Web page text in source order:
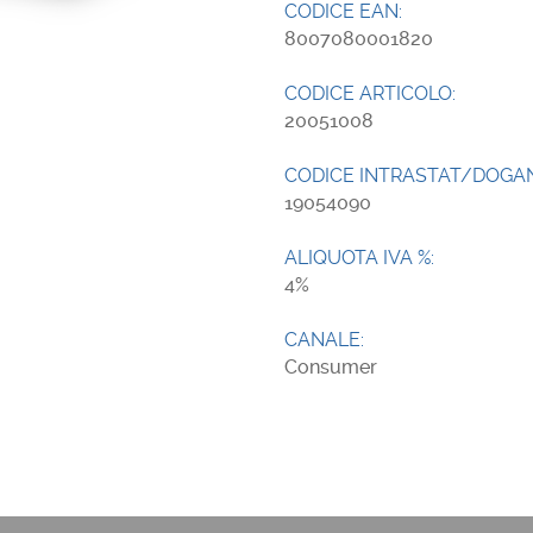
CODICE EAN:
8007080001820
CODICE ARTICOLO:
20051008
CODICE INTRASTAT/
19054090
ALIQUOTA IVA %:
4
CANALE:
Consumer